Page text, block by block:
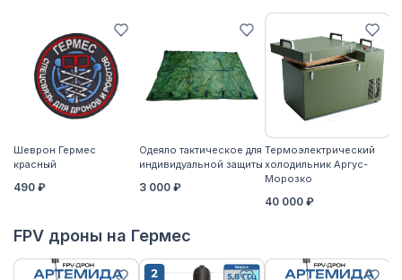
Шеврон Гермес
красный
490 ₽
Одеяло тактическое для
индивидуальной защиты
3 000 ₽
Термоэлектрический
холодильник Аргус-
Морозко
40 000 ₽
FPV дроны на Гермес